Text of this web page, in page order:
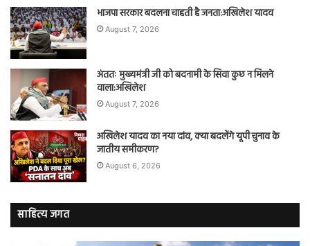
भाजपा सरकार बदलना चाहती है जनता:अखिलेश यादव
August 7, 2026
अंततः मुख्यमंत्री जी को बदनामी के सिवा कुछ न मिलने
वाला:अखिलेश
August 7, 2026
अखिलेश यादव का नया दांव, क्या बदलेंगे यूपी चुनाव के
जातीय समीकरण?
August 6, 2026
साहित्य जगत